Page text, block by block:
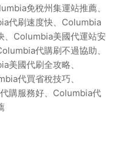
免稅州集運站推薦、
代刷速度快、 Columbia
Columbia美國代運站安
代購刷不過協助、
美國代刷全攻略、
代買省稅技巧、
代購服務好、 Columbia代